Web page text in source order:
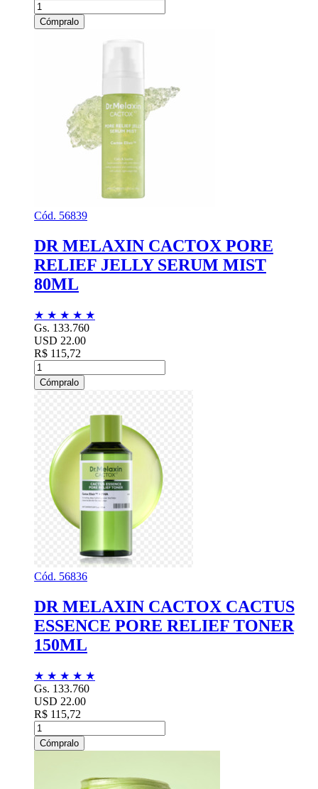
Cómpralo
Cód. 56839
DR MELAXIN CACTOX PORE
RELIEF JELLY SERUM MIST
80ML
★ ★ ★ ★ ★
Gs. 133.760
USD 22.00
R$ 115,72
Cómpralo
Cód. 56836
DR MELAXIN CACTOX CACTUS
ESSENCE PORE RELIEF TONER
150ML
★ ★ ★ ★ ★
Gs. 133.760
USD 22.00
R$ 115,72
Cómpralo